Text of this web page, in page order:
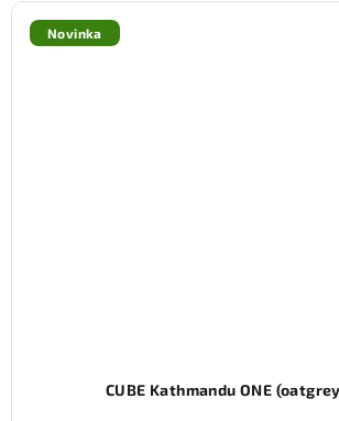
Novinka
CUBE Kathmandu ONE